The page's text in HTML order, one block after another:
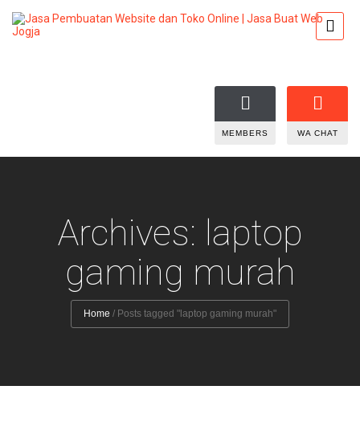
MEMBERS WA CHAT
Archives: laptop
gaming murah
Home / Posts tagged "laptop gaming murah"